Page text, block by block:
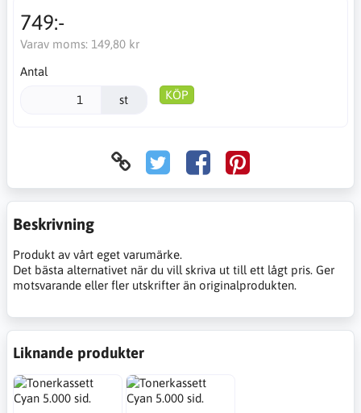
749:-
Varav moms: 149,80 kr
Antal
st KÖP
Beskrivning
Produkt av vårt eget varumärke.
Det bästa alternativet när du vill skriva ut till ett lågt pris. Ger
motsvarande eller fler utskrifter än originalprodukten.
Liknande produkter